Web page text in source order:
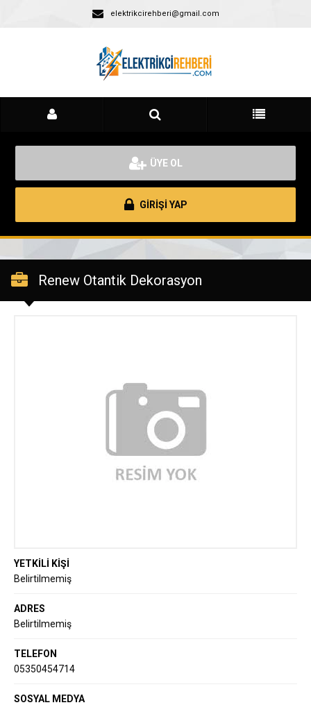
elektrikcirehberi@gmail.com
ÜYE OL
GİRİŞİ YAP
Renew Otantik Dekorasyon
YETKİLİ KİŞİ
Belirtilmemiş
ADRES
Belirtilmemiş
TELEFON
05350454714
SOSYAL MEDYA